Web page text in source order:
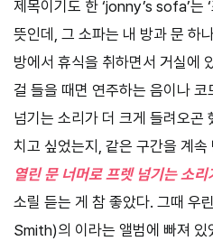
제목이기도 한 ‘jonny’s sofa’는
뜻인데, 그 소파는 내 방과 문 하
방에서 휴식을 취하면서 거실에
걸 들을 때면 연주하는 음이나
넘기는 소리가 더 크게 들려오곤
치고 싶었는지, 같은 구간을 계
열린 문 너머로 프렛 넘기는 소리
소릴 듣는 게 참 좋았다. 그때 우
Smith)의 이라는 앨범에 빠져 있